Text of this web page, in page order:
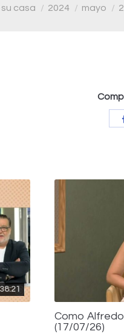
casa 2024 mayo
38:21
Como
(17/07/26)